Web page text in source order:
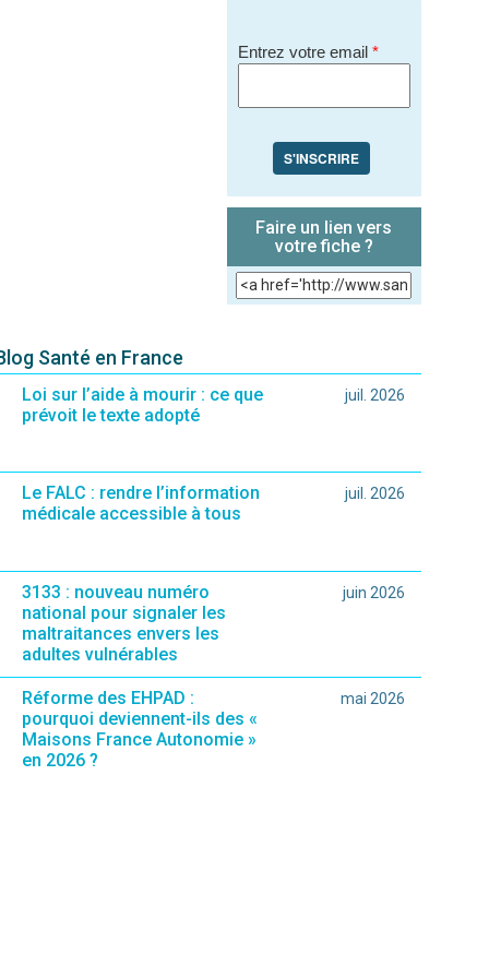
Entrez votre email *
S'INSCRIRE
Faire un lien vers
votre fiche ?
Santé en France
Loi sur l’aide à mourir : ce que
prévoit le texte adopté
juil. 2026
Le FALC : rendre l’information
médicale accessible à tous
juil. 2026
3133 : nouveau numéro
national pour signaler les
maltraitances envers les
adultes vulnérables
juin 2026
Réforme des EHPAD :
pourquoi deviennent-ils des «
Maisons France Autonomie »
en 2026 ?
mai 2026